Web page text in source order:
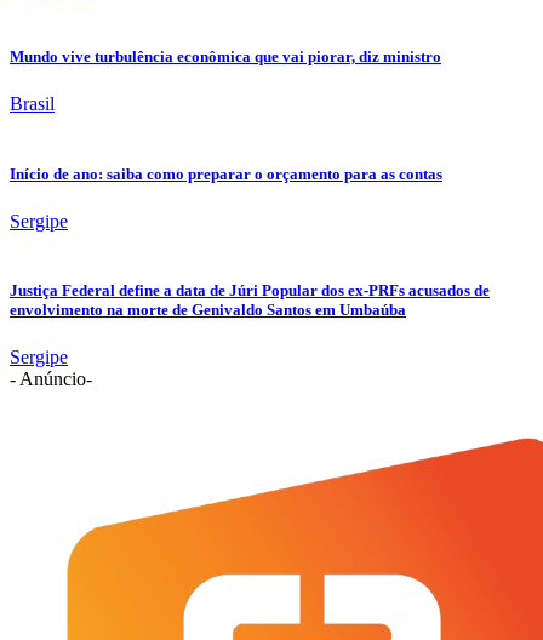
Mundo vive turbulência econômica que vai piorar, diz ministro
Brasil
Início de ano: saiba como preparar o orçamento para as contas
Sergipe
Justiça Federal define a data de Júri Popular dos ex-PRFs acusados de
envolvimento na morte de Genivaldo Santos em Umbaúba
Sergipe
- Anúncio-